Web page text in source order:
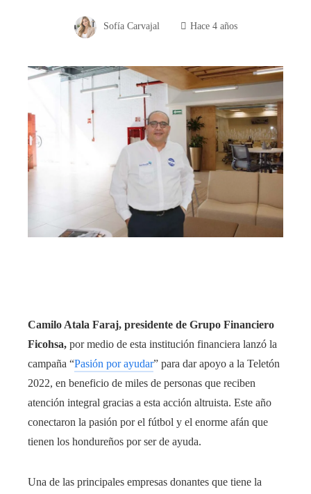
Sofía Carvajal Hace 4 años
Camilo Atala Faraj, presidente de Grupo Financiero
Ficohsa, por medio de esta institución financiera lanzó la
campaña “Pasión por ayudar” para dar apoyo a la Teletón
2022, en beneficio de miles de personas que reciben
atención integral gracias a esta acción altruista. Este año
conectaron la pasión por el fútbol y el enorme afán que
tienen los hondureños por ser de ayuda.
Una de las principales empresas donantes que tiene la